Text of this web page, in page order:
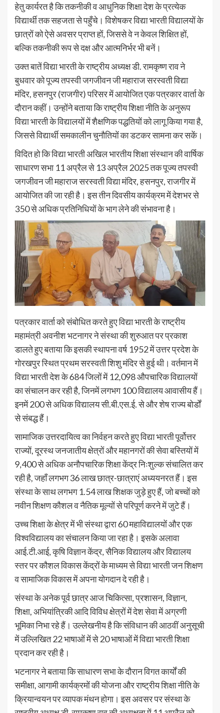
हेतु कार्यरत है कि तकनीकी व आधुनिक शिक्षा देश के प्रत्येक
विद्यार्थी तक सहजता से पहुँचे। विशेषकर विद्या भारती विद्यालयों के
छात्रों को ऐसे अवसर प्राप्त हों, जिससे वे न केवल शिक्षित हों,
बल्कि तकनीकी रूप से दक्ष और आत्मनिर्भर भी बनें।
उक्त बातें विद्या भारती के राष्ट्रीय अध्यक्ष डी. रामकृष्ण राव ने
बुधवार को पूज्य तपस्वी जगजीवन जी महाराज सरस्वती विद्या
मंदिर, हसनपुर (राजगीर) परिसर में आयोजित एक पत्रकार वार्ता के
दौरान कहीं। उन्होंने बताया कि राष्ट्रीय शिक्षा नीति के अनुरूप
विद्या भारती के विद्यालयों में शैक्षणिक पद्धतियों को लागू किया गया है,
जिससे विद्यार्थी समकालीन चुनौतियों का डटकर सामना कर सकें।
विदित हो कि विद्या भारती अखिल भारतीय शिक्षा संस्थान की वार्षिक
साधारण सभा 11 अप्रैल से 13 अप्रैल 2025 तक पूज्य तपस्वी
जगजीवन जी महाराज सरस्वती विद्या मंदिर, हसनपुर, राजगीर में
आयोजित की जा रही है। इस तीन दिवसीय कार्यक्रम में देशभर से
350 से अधिक प्रतिनिधियों के भाग लेने की संभावना है।
पत्रकार वार्ता को संबोधित करते हुए विद्या भारती के राष्ट्रीय
महामंत्री अवनीश भटनागर ने संस्था की शुरुआत पर प्रकाश
डालते हुए बताया कि इसकी स्थापना वर्ष 1952 में उत्तर प्रदेश के
गोरखपुर स्थित प्रथम सरस्वती शिशु मंदिर से हुई थी। वर्तमान में
विद्या भारती देश के 684 जिलों में 12,098 औपचारिक विद्यालयों
का संचालन कर रही है, जिनमें लगभग 100 विद्यालय आवासीय हैं।
इनमें 200 से अधिक विद्यालय सी.बी.एस.ई. से और शेष राज्य बोर्डों
से संबद्ध हैं।
सामाजिक उत्तरदायित्व का निर्वहन करते हुए विद्या भारती पूर्वोत्तर
राज्यों, दूरस्थ जनजातीय क्षेत्रों और महानगरों की सेवा बस्तियों में
9,400 से अधिक अनौपचारिक शिक्षा केंद्र निःशुल्क संचालित कर
रही है, जहाँ लगभग 36 लाख छात्र-छात्राएं अध्ययनरत हैं। इस
संस्था के साथ लगभग 1.54 लाख शिक्षक जुड़े हुए हैं, जो बच्चों को
नवीन शिक्षण कौशल व नैतिक मूल्यों से परिपूर्ण करने में जुटे हैं।
उच्च शिक्षा के क्षेत्र में भी संस्था द्वारा 60 महाविद्यालयों और एक
विश्वविद्यालय का संचालन किया जा रहा है। इसके अलावा
आई.टी.आई, कृषि विज्ञान केंद्र, सैनिक विद्यालय और विद्यालय
स्तर पर कौशल विकास केंद्रों के माध्यम से विद्या भारती जन शिक्षण
व सामाजिक विकास में अपना योगदान दे रही है।
संस्था के अनेक पूर्व छात्र आज चिकित्सा, प्रशासन, विज्ञान,
शिक्षा, अभियांत्रिकी आदि विविध क्षेत्रों में देश सेवा में अग्रणी
भूमिका निभा रहे हैं। उल्लेखनीय है कि संविधान की आठवीं अनुसूची
में उल्लिखित 22 भाषाओं में से 20 भाषाओं में विद्या भारती शिक्षा
प्रदान कर रही है।
भटनागर ने बताया कि साधारण सभा के दौरान विगत कार्यों की
समीक्षा, आगामी कार्यक्रमों की योजना और राष्ट्रीय शिक्षा नीति के
क्रियान्वयन पर व्यापक मंथन होगा। इस अवसर पर संस्था के